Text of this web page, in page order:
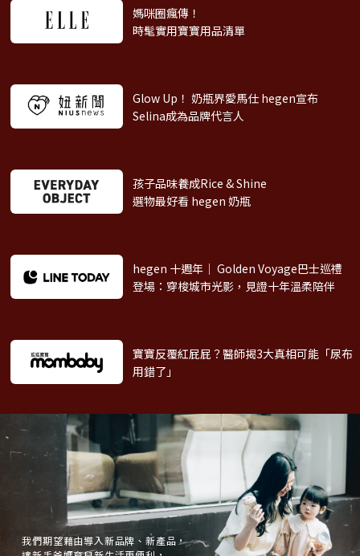
媽咪圈瘋傳！
時髦實用寶寶用品清單
Glow Up！ 奶瓶界愛馬仕 hegen宣布
Selina成為品牌代言人
孩子品味養成Rice & Shine
選物最好看 hegen 奶瓶
hegen 十週年｜ Golden Voyage巴士巡禮
登場：穿梭城市光影，見證十年溫柔陪伴
寶寶反覆紅屁屁？醫師揭3大真相可能「尿布
用錯了」
我們期望藉由導入新品牌、新產品，